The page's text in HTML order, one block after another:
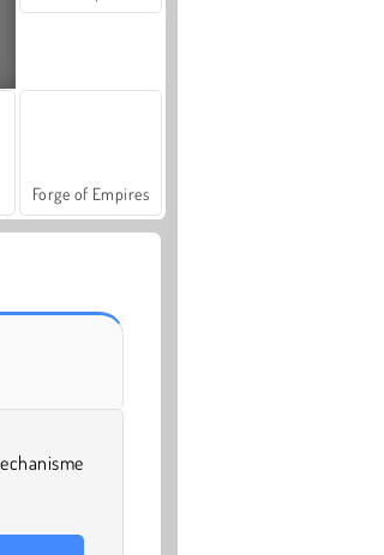
Forge of Empires